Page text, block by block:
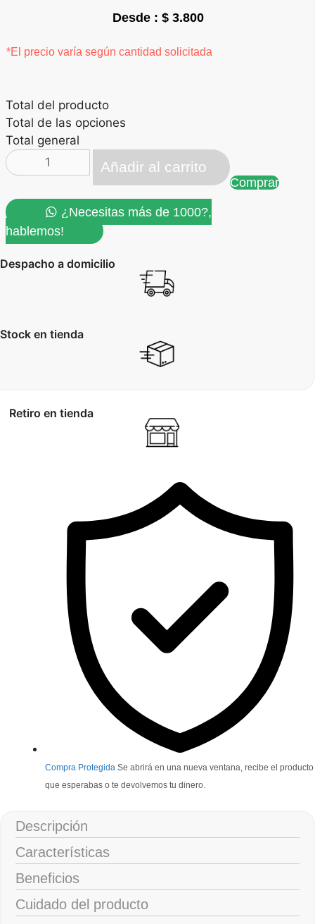
$3.800
*El precio varía según cantidad solicitada
Total del producto
Total de las opciones
Total general
Yoyo
porta
carabinero
cantidad
Añadir al carrito
Comprar
¿Necesitas más de 1000?,
hablemos!
Despacho a domicilio
Stock en tienda
Retiro en tienda
Compra Protegida Se abrirá en una nueva ventana, recibe el producto
que esperabas o te devolvemos tu dinero.
Descripción
Características
Beneficios
Cuidado del producto